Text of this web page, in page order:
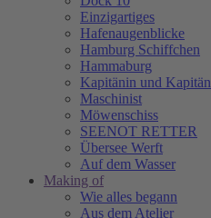
Einzigartiges
Hafenaugen­blicke
Hamburg Schiffchen
Hammaburg
Kapitänin und Kapitän
Maschinist
Möwenschiss
SEENOT RETTER
Übersee Werft
Auf dem Wasser
Making of
Wie alles begann
Aus dem Atelier